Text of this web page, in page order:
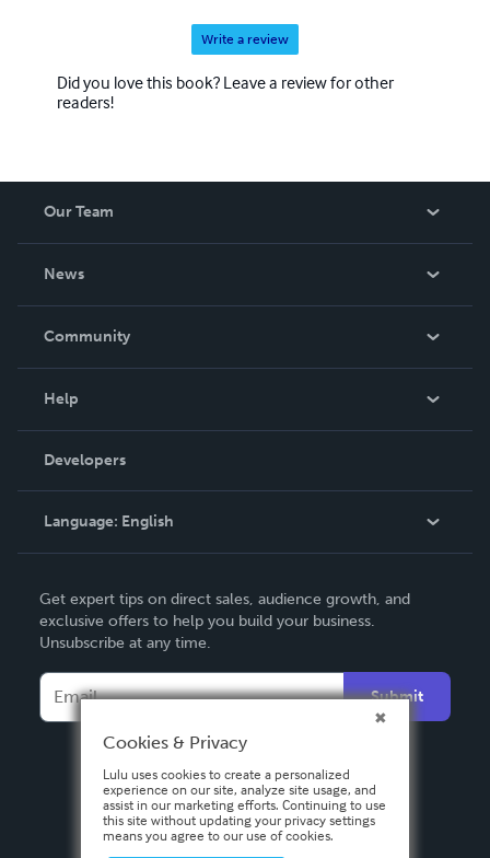
Write a review
Did you love this book? Leave a review for other
readers!
Our Team
News
In The News
Community
Podcast
Help
Order Lookup
Knowledge Base
Contact Support
Developers
Language: English
Deutsch
Français
Italiano
Español
Get expert tips on direct sales, audience growth, and
exclusive offers to help you build your business.
Unsubscribe at any time.
Submit
Cookies & Privacy
Lulu uses cookies to create a personalized
experience on our site, analyze site usage, and
assist in our marketing efforts. Continuing to use
this site without updating your privacy settings
means you agree to our use of cookies.